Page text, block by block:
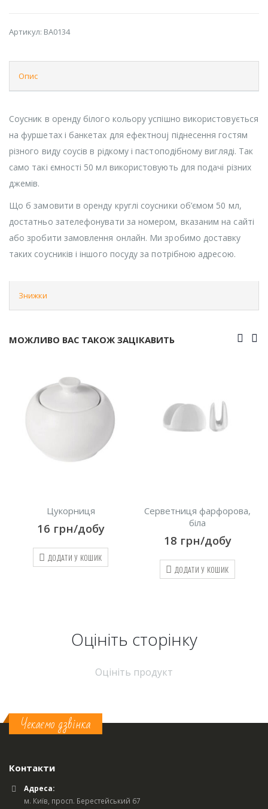
Артикул: BA0134
Опис
Соусник в оренду білого кольору успішно використовується
на фуршетах і банкетах для ефектноuj піднесення гостям
різного виду соусів в рідкому і пастоподібному вигляді. Так
само такі ємності 50 мл використовують для подачі різних
джемів.
Що б замовити в оренду круглі соусники об’ємом 50 мл,
достатньо зателефонувати за номером, вказаним на сайті
або зробити замовлення онлайн. Ми зробимо доставку
таких соусників і іншого посуду за потрібною адресою.
Знижки
МОЖЛИВО ВАС ТАКОЖ ЗАЦІКАВИТЬ
Цукорниця
16 грн/добу
ДОДАТИ У КОШИК
Серветниця фарфорова,
біла
18 грн/добу
ДОДАТИ У КОШИК
Оцініть cторінку
Оцініть продукт
Чекаємо дзвінка
Контакти
Адреса:
м. Київ, просп. Берестейський 67